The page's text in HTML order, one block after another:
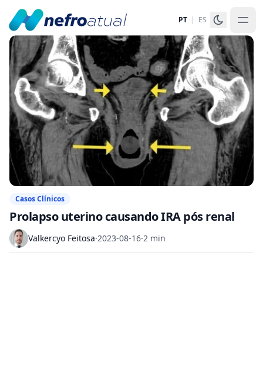
PT | ES
Casos Clínicos
Prolapso uterino causando IRA pós renal
Valkercyo Feitosa·2023-08-16·2 min